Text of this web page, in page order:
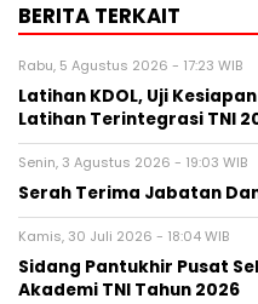
BERITA TERKAIT
Rabu, 5 Agustus 2026 - 17:23 WIB
Latihan KDOL, Uji
Latihan Terintegrasi TNI
Senin, 3 Agustus 2026 - 19:03 WIB
Serah Terima Jabatan
Kamis, 30 Juli 2026 - 18:04 WIB
Sidang Pantukhir Pusat
Akademi TNI Tahun 2026